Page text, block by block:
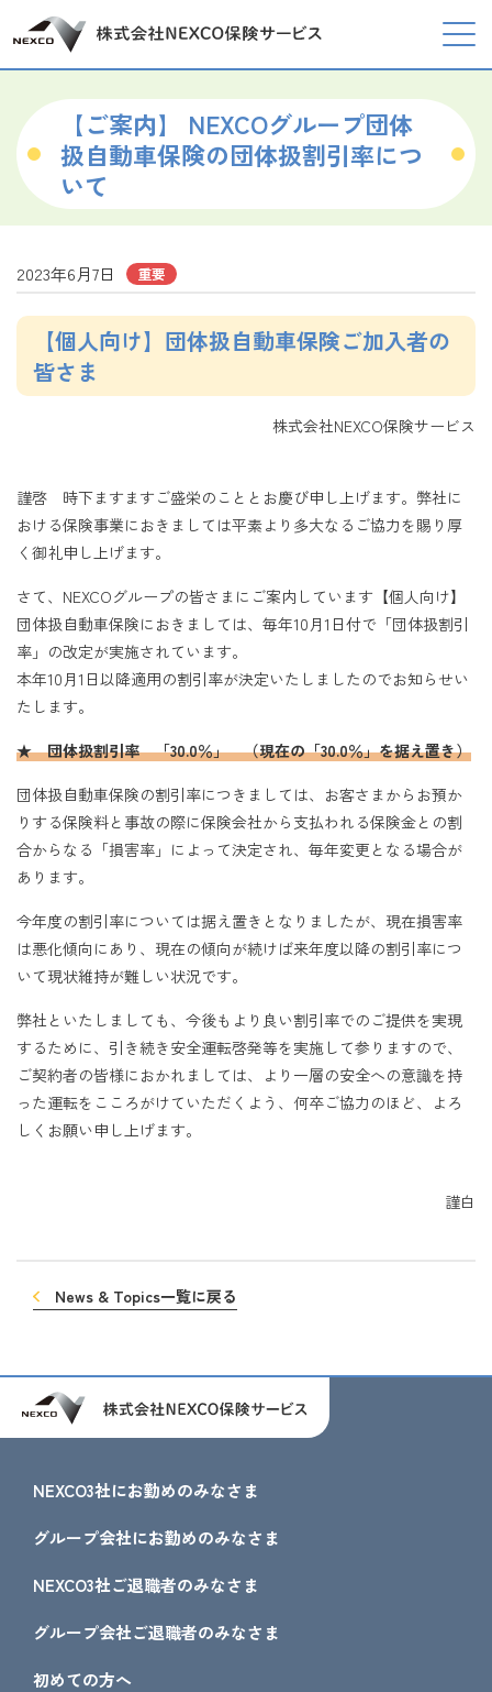
【ご案内】 NEXCOグループ団体
扱自動車保険の団体扱割引率につ
いて
2023年6月7日 重要
【個人向け】団体扱自動車保険ご加入者の
皆さま
株式会社NEXCO保険サービス
謹啓 時下ますますご盛栄のこととお慶び申し上げます。弊社に
おける保険事業におきましては平素より多大なるご協力を賜り厚
く御礼申し上げます。
さて、NEXCOグループの皆さまにご案内しています【個人向け】
団体扱自動車保険におきましては、毎年10月1日付で「団体扱割引
率」の改定が実施されています。
本年10月1日以降適用の割引率が決定いたしましたのでお知らせい
たします。
★ 団体扱割引率 「30.0％」 （現在の「30.0％」を据え置き）
団体扱自動車保険の割引率につきましては、お客さまからお預か
りする保険料と事故の際に保険会社から支払われる保険金との割
合からなる「損害率」によって決定され、毎年変更となる場合が
あります。
今年度の割引率については据え置きとなりましたが、現在損害率
は悪化傾向にあり、現在の傾向が続けば来年度以降の割引率につ
いて現状維持が難しい状況です。
弊社といたしましても、今後もより良い割引率でのご提供を実現
するために、引き続き安全運転啓発等を実施して参りますので、
ご契約者の皆様におかれましては、より一層の安全への意識を持
った運転をこころがけていただくよう、何卒ご協力のほど、よろ
しくお願い申し上げます。
謹白
News & Topics一覧に戻る
NEXCO3社にお勤めのみなさま
グループ会社にお勤めのみなさま
NEXCO3社ご退職者のみなさま
グループ会社ご退職者のみなさま
初めての方へ